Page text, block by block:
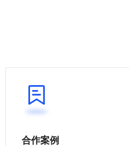

合作案例